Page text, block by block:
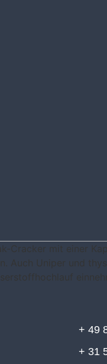
Cracker mit einer
Auch Uniper und
+ 49
+ 31